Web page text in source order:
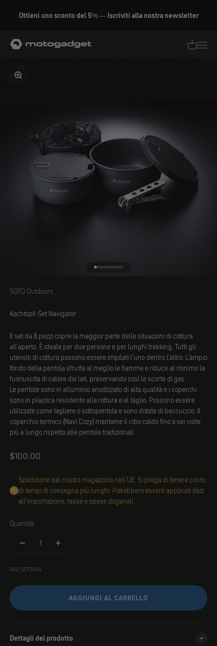
Ottieni uno sconto del 5% — Iscriviti alla nostra newsletter
motogadget GmbH
Ingrandire l'immagine
SOTO Outdoors
SOTO Outdoors
Kochtopf-Set Navigator
Il set da 8 pezzi copre la maggior parte delle situazioni di cottura
all'aperto. È ideale per due persone e per lunghi trekking. Tutti gli
utensili di cottura possono essere impilati l'uno dentro l'altro. L'ampio
fondo della pentola sfrutta al meglio le fiamme e riduce al minimo la
fuoriuscita di calore dai lati, preservando così le scorte di gas.
Le pentole sono in alluminio anodizzato di alta qualità e i coperchi
sono in plastica resistente alla rottura e al taglio. Possono essere
utilizzate come tagliere o sottopentola e sono dotate di beccuccio. Il
coperchio termico (Navi Cozy) mantiene il cibo caldo fino a sei volte
più a lungo rispetto alle pentole tradizionali.
Angebot
$100.00
Spedizione dal nostro magazzino nell'UE. Si prega di tenere conto
di tempi di consegna più lunghi. Potrebbero essere applicati dazi
all'importazione, tasse o spese doganali.
Quantità:
SKU: SOT1004
AGGIUNGI AL CARRELLO
Dettagli del prodotto